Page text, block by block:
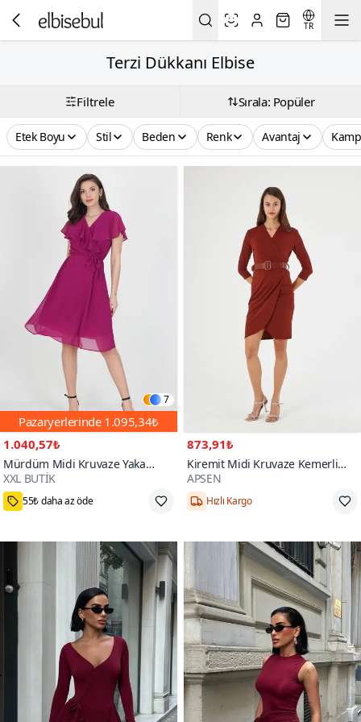
TR
Terzi Dükkanı Elbise
Filtrele Sırala: Popüler
Etek Boyu Stil Beden Renk Avantaj
7
Pazaryerlerinde 1.095,34₺
1.040,57₺
Mürdüm Midi Kruvaze Yaka
Bağlama Detaylı Şifon Elbise
XXL BUTİK
M,L,XL,2XL
873,91₺
Kiremit Midi Kruvaze Kemerli
Anvelop Elbise
APSEN
36,38,42